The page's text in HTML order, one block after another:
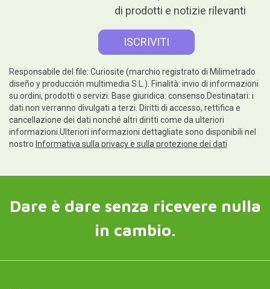
di prodotti e notizie rilevanti
Responsabile del file: Curiosite (marchio registrato di Milimetrado
diseño y producción multimedia S.L.). Finalità: invio di informazioni
su ordini, prodotti o servizi. Base giuridica: consenso.Destinatari: i
dati non verranno divulgati a terzi. Diritti di accesso, rettifica e
cancellazione dei dati nonché altri diritti come da ulteriori
informazioni.Ulteriori informazioni dettagliate sono disponibili nel
nostro Informativa sulla privacy e sulla protezione dei dati
Dare è dare senza ricevere nulla
in cambio.